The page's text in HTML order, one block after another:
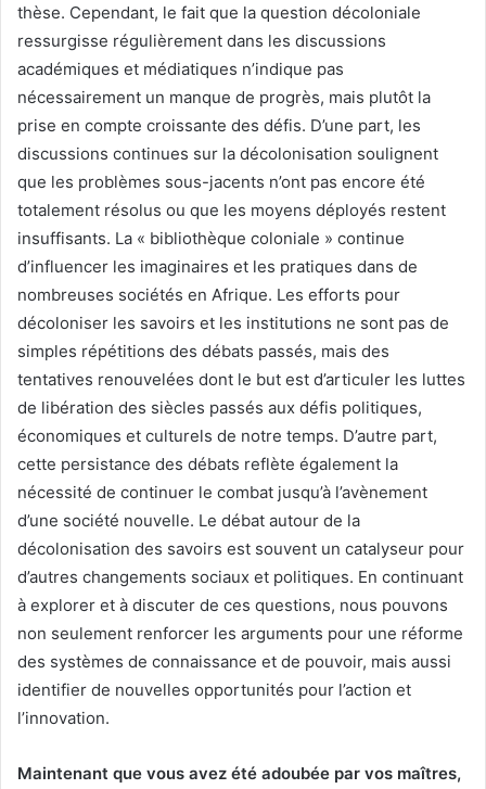
thèse. Cependant, le fait que la question décoloniale
ressurgisse régulièrement dans les discussions
académiques et médiatiques n’indique pas
nécessairement un manque de progrès, mais plutôt la
prise en compte croissante des défis. D’une part, les
discussions continues sur la décolonisation soulignent
que les problèmes sous-jacents n’ont pas encore été
totalement résolus ou que les moyens déployés restent
insuffisants. La « bibliothèque coloniale » continue
d’influencer les imaginaires et les pratiques dans de
nombreuses sociétés en Afrique. Les efforts pour
décoloniser les savoirs et les institutions ne sont pas de
simples répétitions des débats passés, mais des
tentatives renouvelées dont le but est d’articuler les luttes
de libération des siècles passés aux défis politiques,
économiques et culturels de notre temps. D’autre part,
cette persistance des débats reflète également la
nécessité de continuer le combat jusqu’à l’avènement
d’une société nouvelle. Le débat autour de la
décolonisation des savoirs est souvent un catalyseur pour
d’autres changements sociaux et politiques. En continuant
à explorer et à discuter de ces questions, nous pouvons
non seulement renforcer les arguments pour une réforme
des systèmes de connaissance et de pouvoir, mais aussi
identifier de nouvelles opportunités pour l’action et
l’innovation.
Maintenant que vous avez été adoubée par vos maîtres,